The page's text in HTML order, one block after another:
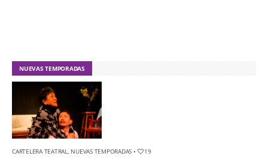
NUEVAS TEMPORADAS
CARTELERA TEATRAL NUEVAS TEMPORADAS • 19